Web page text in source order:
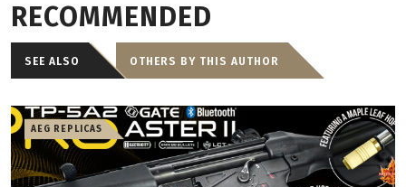
RECOMMENDED
SEE ALSO OTHERS BY THIS AUTHOR
AEG REPLICAS